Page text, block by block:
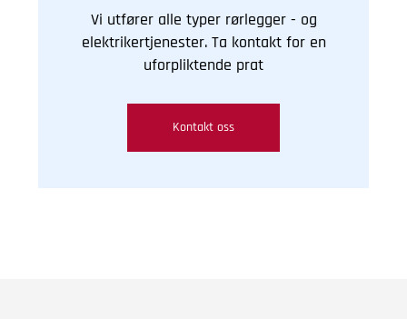
Vi utfører alle typer rørlegger - og
elektrikertjenester. Ta kontakt for en
uforpliktende prat
Kontakt oss